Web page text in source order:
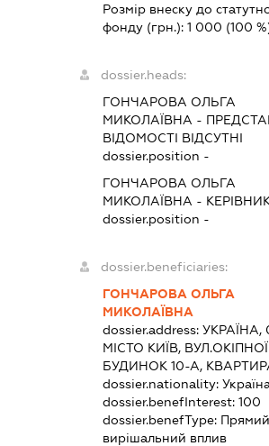
Розмір внеску до
фонду (грн.): 1 000 (100
dossier.heads:
ГОНЧАРОВА ОЛЬГА
МИКОЛАЇВНА -
ВІДОМОСТІ ВІДСУТНІ
dossier.position -
ГОНЧАРОВА ОЛЬГА
МИКОЛАЇВНА - КЕРІВНИК
dossier.position -
dossier.beneficiaries:
ГОНЧАРОВА ОЛЬГА
МИКОЛАЇВНА
dossier.address: УКРАЇНА,
МІСТО КИЇВ,
БУДИНОК 10-А,
dossier.nationality: Україна
dossier.benefInterest: 100
dossier.benefType: Прямий
вирішальний вплив